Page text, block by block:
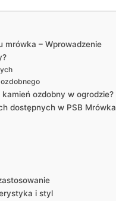
mrówka – Wprowadzenie
ozdobny w ogrodzie?
dostępnych w PSB Mrówka
i styl